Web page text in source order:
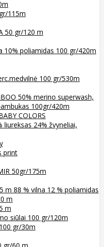
115m
50 gr/120 m
10% poliamidas 100 gr/420m
100 gr/530m
50% merino superwash,
100gr/420m
COLORS
liureksas 24% žvyneliai,
print
50gr/175m
m 88 % vilna 12 % poliamidas
m
m
siūlai 100 gr/120m
gr/30m
gr/60 m